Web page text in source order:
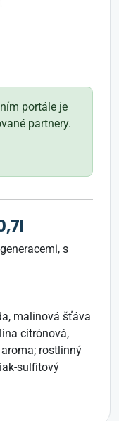
portále je
partnery.
s
malinová šťáva
citrónová,
rostlinný
sulfitový